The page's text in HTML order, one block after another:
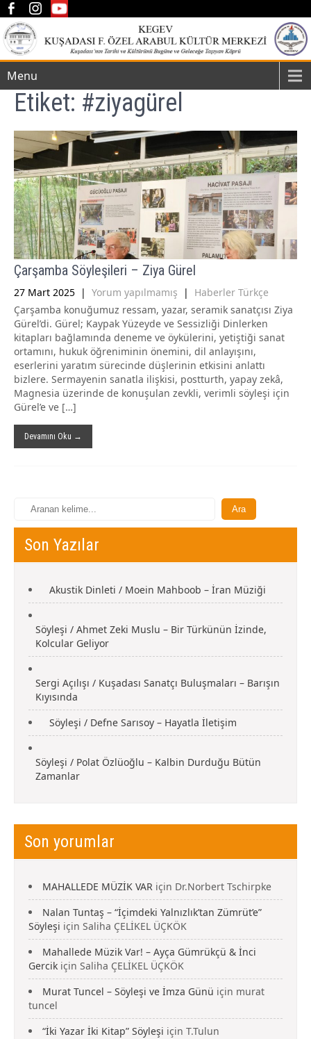
Menu
Etiket: #ziyagürel
Çarşamba Söyleşileri – Ziya Gürel
27 Mart 2025 | Yorum yapılmamış | Haberler Türkçe
Çarşamba konuğumuz ressam, yazar, seramik sanatçısı Ziya
Gürel’di. Gürel; Kaypak Yüzeyde ve Sessizliği Dinlerken
kitapları bağlamında deneme ve öykülerini, yetiştiği sanat
ortamını, hukuk öğreniminin önemini, dil anlayışını,
eserlerini yaratım sürecinde düşlerinin etkisini anlattı
bizlere. Sermayenin sanatla ilişkisi, postturth, yapay zekâ,
Magnesia üzerinde de konuşulan zevkli, verimli söyleşi için
Gürel’e ve […]
Devamını Oku →
Son Yazılar
Akustik Dinleti / Moein Mahboob – İran Müziği
Söyleşi / Ahmet Zeki Muslu – Bir Türkünün İzinde,
Kolcular Geliyor
Sergi Açılışı / Kuşadası Sanatçı Buluşmaları – Barışın
Kıyısında
Söyleşi / Defne Sarısoy – Hayatla İletişim
Söyleşi / Polat Özlüoğlu – Kalbin Durduğu Bütün
Zamanlar
Son yorumlar
MAHALLEDE MÜZİK VAR için Dr.Norbert Tschirpke
Nalan Tuntaş – “İçimdeki Yalnızlık’tan Zümrüt’e”
Söyleşi için Saliha ÇELİKEL ÜÇKÖK
Mahallede Müzik Var! – Ayça Gümrükçü & İnci
Gercik için Saliha ÇELİKEL ÜÇKÖK
Murat Tuncel – Söyleşi ve İmza Günü için murat
tuncel
“İki Yazar İki Kitap” Söyleşi için T.Tulun